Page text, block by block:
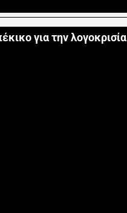
για την λογοκρισία